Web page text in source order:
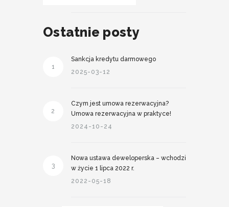
Ostatnie posty
1
Sankcja kredytu darmowego
2025-03-12
2
Czym jest umowa rezerwacyjna?
Umowa rezerwacyjna w praktyce!
2024-10-24
3
Nowa ustawa deweloperska – wchodzi
w życie 1 lipca 2022 r.
2022-05-18